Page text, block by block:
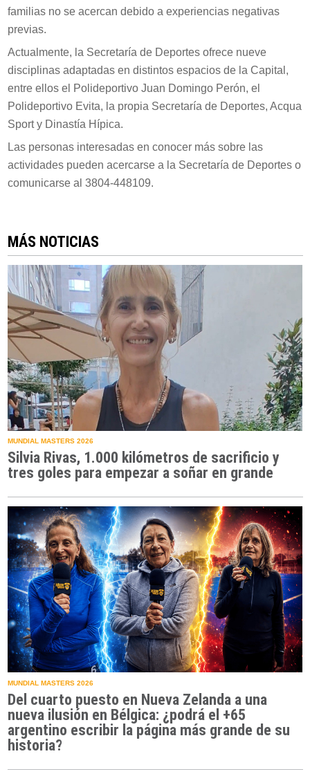
familias no se acercan debido a experiencias negativas
previas.
Actualmente, la Secretaría de Deportes ofrece nueve
disciplinas adaptadas en distintos espacios de la Capital,
entre ellos el Polideportivo Juan Domingo Perón, el
Polideportivo Evita, la propia Secretaría de Deportes, Acqua
Sport y Dinastía Hípica.
Las personas interesadas en conocer más sobre las
actividades pueden acercarse a la Secretaría de Deportes o
comunicarse al 3804-448109.
MÁS NOTICIAS
MUNDIAL MASTERS 2026
Silvia Rivas, 1.000 kilómetros de sacrificio y
tres goles para empezar a soñar en grande
MUNDIAL MASTERS 2026
Del cuarto puesto en Nueva Zelanda a una
nueva ilusión en Bélgica: ¿podrá el +65
argentino escribir la página más grande de su
historia?